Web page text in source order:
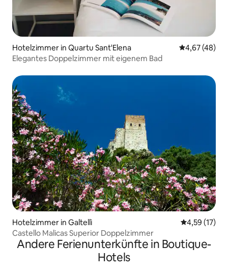
Hotelzimmer in Quartu Sant'Elena
4,67 (48)
Elegantes Doppelzimmer mit eigenem Bad
Hotelzimmer in Galtellì
4,59 (17)
Castello Malicas Superior Doppelzimmer
Andere Ferienunterkünfte in Boutique-
Hotels